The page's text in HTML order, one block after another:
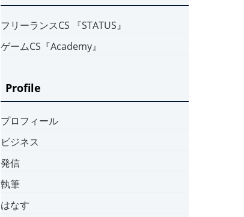
フリーランスCS 『STATUS』
ゲームCS『Academy』
Profile
プロフィール
ビジネス
発信
執筆
はなす